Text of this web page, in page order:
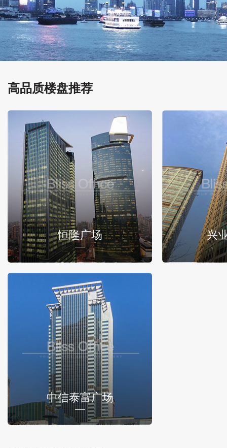
高品质楼盘推荐
恒隆广场 兴
中信泰富广场